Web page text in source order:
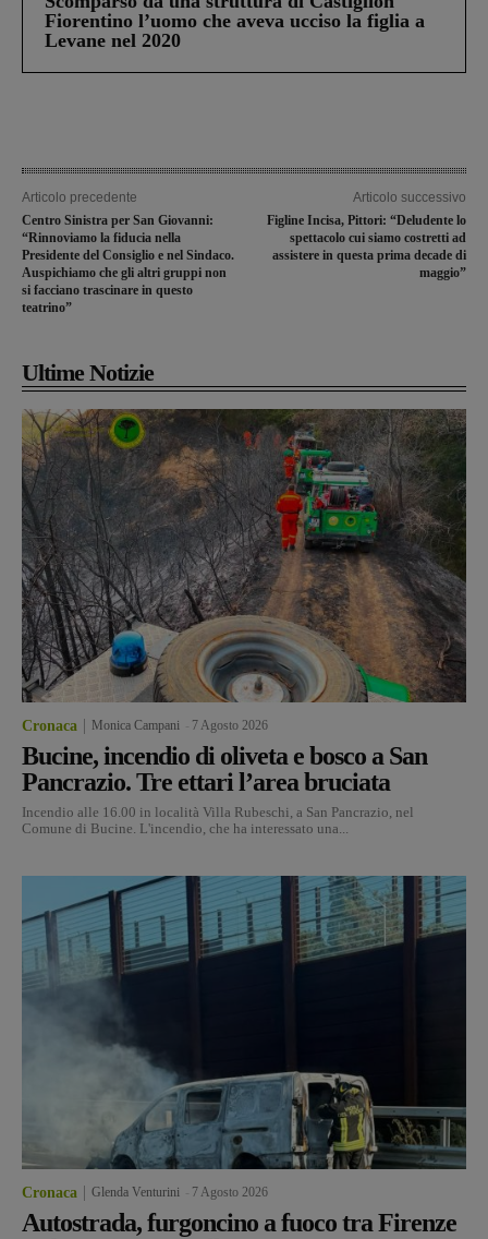
Fiorentino l’uomo che aveva ucciso la figlia a
Levane nel 2020
Articolo precedente
Centro Sinistra per San Giovanni:
“Rinnoviamo la fiducia nella
Presidente del Consiglio e nel Sindaco.
Auspichiamo che gli altri gruppi non
si facciano trascinare in questo
teatrino”
Articolo successivo
Figline Incisa, Pittori: “Deludente lo
spettacolo cui siamo costretti ad
assistere in questa prima decade di
maggio”
Ultime Notizie
Cronaca Monica Campani 7 Agosto 2026
Bucine, incendio di oliveta e bosco a San
Pancrazio. Tre ettari l’area bruciata
Incendio alle 16.00 in località Villa Rubeschi, a San Pancrazio, nel
Comune di Bucine. L'incendio, che ha interessato una...
Cronaca Glenda Venturini 7 Agosto 2026
Autostrada, furgoncino a fuoco tra Firenze